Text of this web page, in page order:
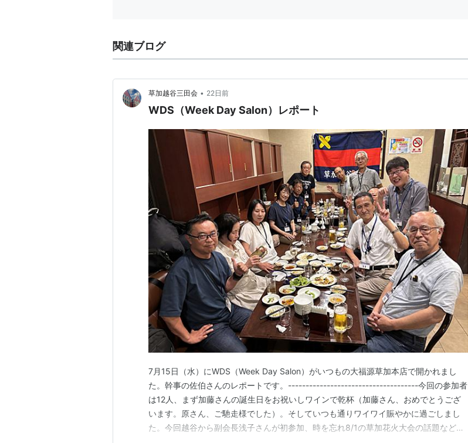
関連ブログ
草加越谷三田会 • 22日前
WDS（Week Day Salon）レポート
7月15日（水）にWDS（Week Day Salon）がいつもの大福源草加本店で開かれまし
た。幹事の佐伯さんのレポートです。-------------------------------------今回の参加者
は12人、まず加藤さんの誕生日をお祝いしワインで乾杯（加藤さん、おめでとうござ
います。原さん、ご馳走様でした）。そしていつも通りワイワイ賑やかに過ごしまし
た。今回越谷から副会長浅子さんが初参加、時を忘れ8/1の草加花火大会の話題などで